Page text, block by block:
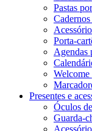
Pastas
Porta-
Agendas
Welcome
Presentes e
Óculos
Guarda-